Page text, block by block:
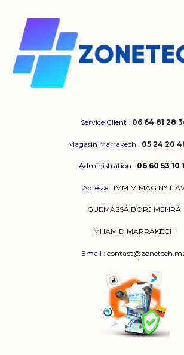
Service Client : 06 64 81 28
Magasin Marrakech : 05 24 20
Administration : 06 60 53 10
Adresse : IMM M MAG N° 1
GUEMASSA BORJ MENRA
MHAMID MARRAKECH
Email :